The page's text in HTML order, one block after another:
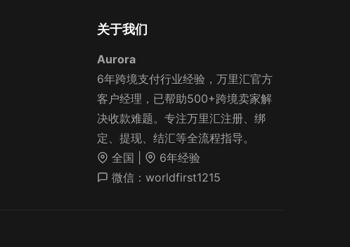
关于我们
Aurora
6年跨境支付行业经验，万里汇官方
客户经理，已帮助500+跨境卖家解
决收款难题。专注万里汇注册、绑
定、提现、结汇等全流程指导。
全国 |
6年经验
微信：worldfirst1215